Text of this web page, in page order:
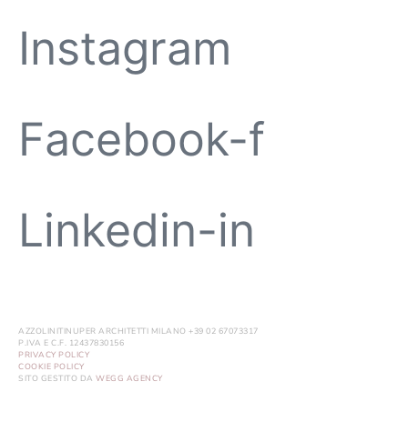
Instagram
Facebook-f
Linkedin-in
AZZOLINITINUPER ARCHITETTI MILANO +39 02 67073317
P.IVA E C.F. 12437830156
PRIVACY POLICY
COOKIE POLICY
SITO GESTITO DA WEGG AGENCY